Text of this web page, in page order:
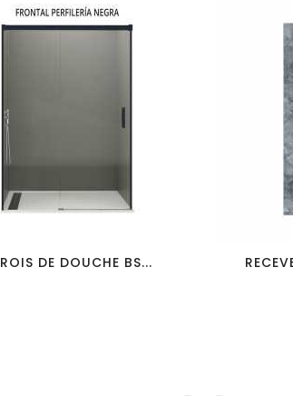
favorite_border visibility
DE DOUCHE BS...